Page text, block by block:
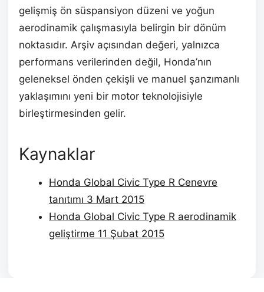
gelişmiş ön süspansiyon düzeni ve yoğun
aerodinamik çalışmasıyla belirgin bir dönüm
noktasıdır. Arşiv açısından değeri, yalnızca
performans verilerinden değil, Honda’nın
geleneksel önden çekişli ve manuel şanzımanlı
yaklaşımını yeni bir motor teknolojisiyle
birleştirmesinden gelir.
Kaynaklar
Honda Global Civic Type R Cenevre
tanıtımı 3 Mart 2015
Honda Global Civic Type R aerodinamik
geliştirme 11 Şubat 2015